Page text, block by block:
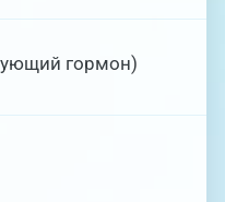
гормон)